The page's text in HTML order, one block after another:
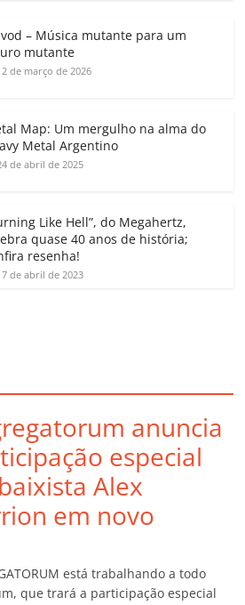
at
s
A
p
k
e
dI
gl
e
a
ss
o
m
y
k
p
h
– Música mutante para um
mutante
de março de 2026
Map: Um mergulho na alma do
Metal Argentino
de abril de 2025
Like Hell”, do Megahertz,
quase 40 anos de história;
resenha!
de abril de 2023
anuncia
especial
Alex
em novo
está trabalhando a todo
que trará a participação especial